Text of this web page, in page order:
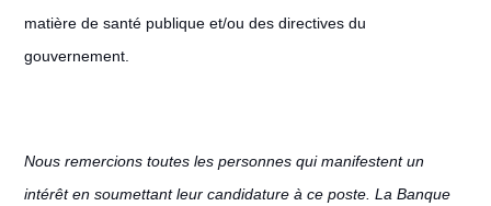
matière de santé publique et/ou des directives du
gouvernement.
Nous remercions toutes les personnes qui manifestent un
intérêt en soumettant leur candidature à ce poste. La Banque